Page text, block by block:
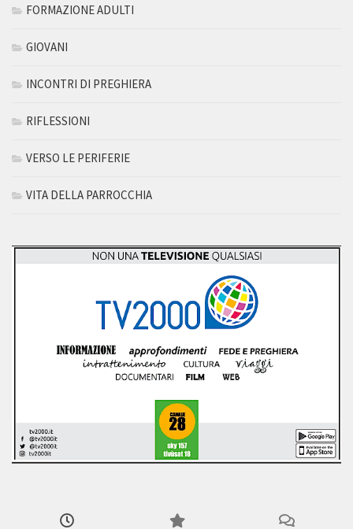
FORMAZIONE ADULTI
GIOVANI
INCONTRI DI PREGHIERA
RIFLESSIONI
VERSO LE PERIFERIE
VITA DELLA PARROCCHIA